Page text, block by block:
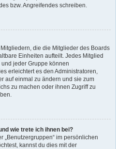
bzw. Angreifendes schreiben.
die die Mitglieder des Boards
Einheiten aufteilt. Jedes Mitglied
jeder Gruppe können
erleichtert es den Administratoren,
auf einmal zu ändern und sie zum
zu machen oder ihnen Zugriff zu
wie trete ich ihnen bei?
„Benutzergruppen“ im persönlichen
kannst du dies mit der